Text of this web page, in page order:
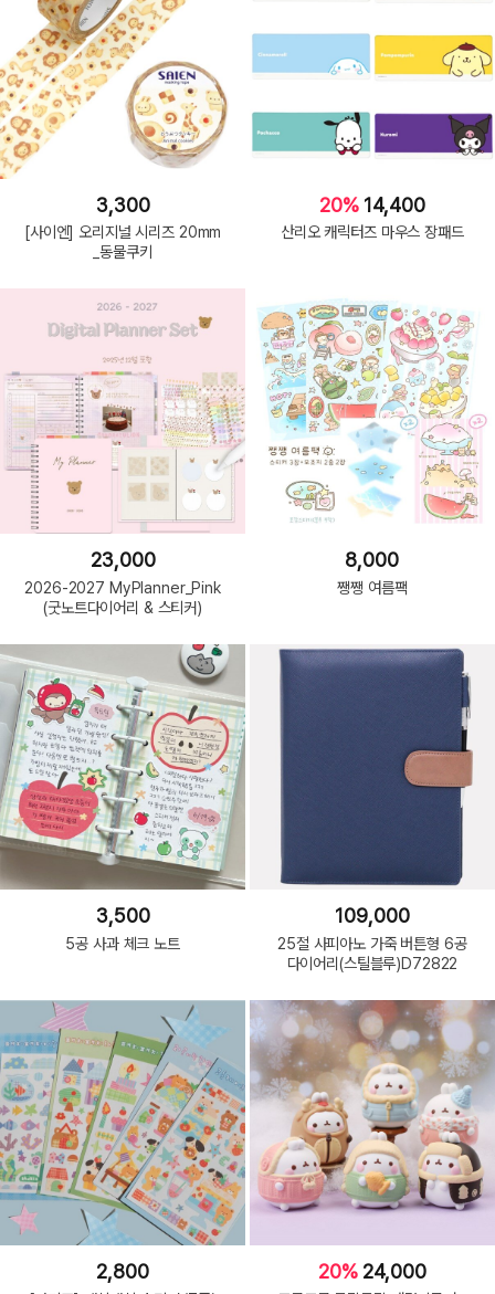
3,300
[사이엔] 오리지널 시리즈 20mm
_동물쿠키
20% 14,400
산리오 캐릭터즈 마우스 장패드
23,000
2026-2027 MyPlanner_Pink
(굿노트다이어리 & 스티커)
8,000
쨍쨍 여름팩
3,500
5공 사과 체크 노트
109,000
25절 사피아노 가죽 버튼형 6공
다이어리(스틸블루)D72822
2,800 20% 24,000